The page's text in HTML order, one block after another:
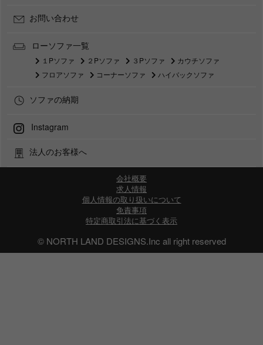
お問い合わせ
ローソファ一覧
１Pソファ ２Pソファ ３Pソファ
カウチソファ
フロアソファ
コーナーソファ ハイバックソファ
ソファの納期
Instagram
法人のお客様へ
会社概要
求人情報
個人情報の取り扱いについて
免責事項
特定商取引法に基づく表示
© NORTH LAND DESIGNS.Inc all right reserved